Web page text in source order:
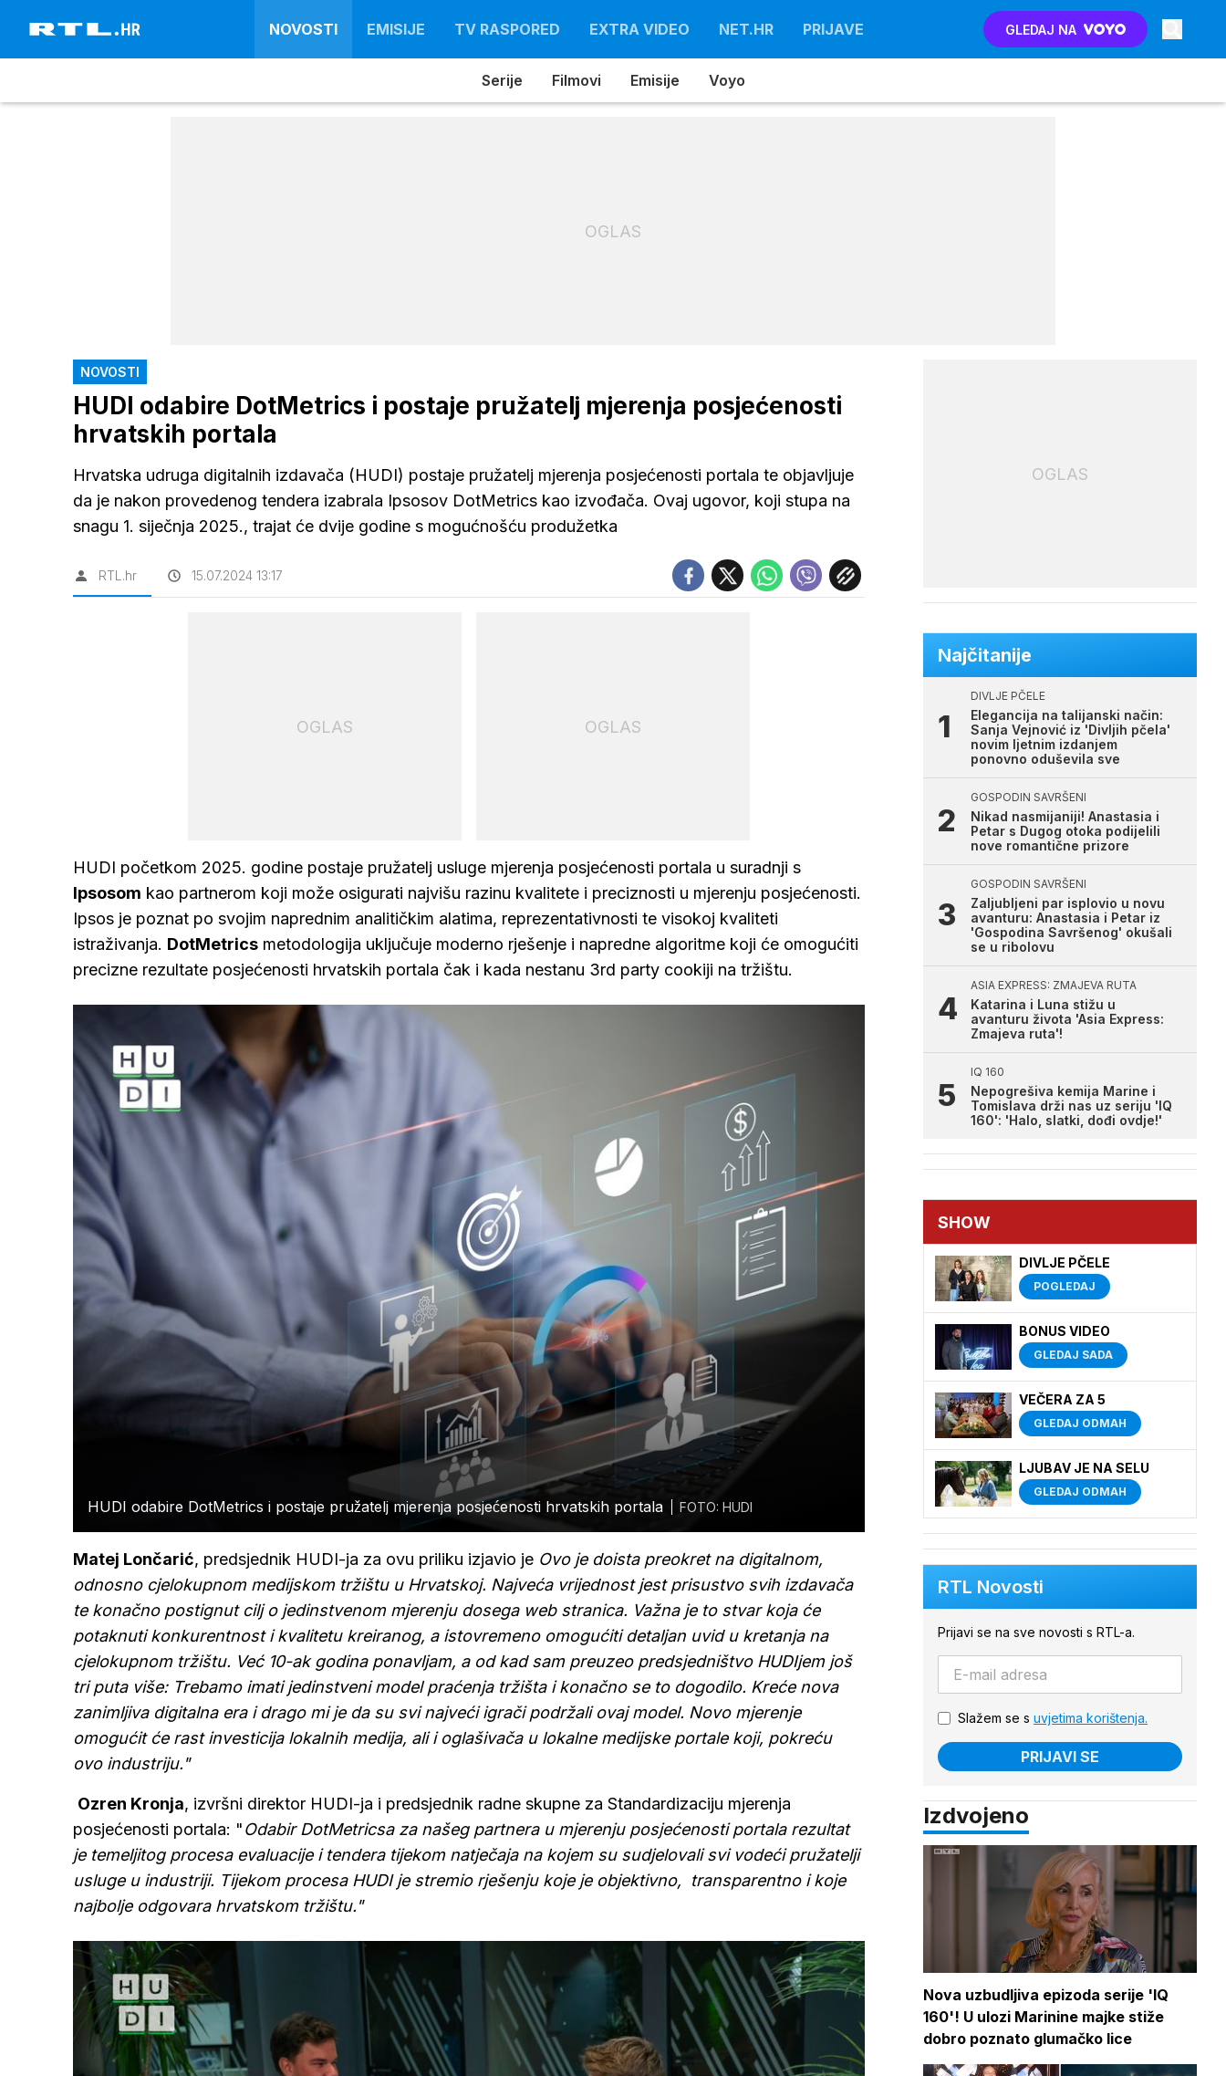
NOVOSTI EMISIJE TV RASPORED EXTRA VIDEO NET.HR PRIJAVE GLEDAJ NA
Serije Filmovi Emisije Voyo
OGLAS
NOVOSTI
HUDI odabire DotMetrics i postaje pružatelj mjerenja posjećenosti
hrvatskih portala
Hrvatska udruga digitalnih izdavača (HUDI) postaje pružatelj mjerenja posjećenosti portala te objavljuje
da je nakon provedenog tendera izabrala Ipsosov DotMetrics kao izvođača. Ovaj ugovor, koji stupa na
snagu 1. siječnja 2025., trajat će dvije godine s mogućnošću produžetka
RTL.hr 15.07.2024 13:17
OGLAS OGLAS
HUDI početkom 2025. godine postaje pružatelj usluge mjerenja posjećenosti portala u suradnji s
Ipsosom kao partnerom koji može osigurati najvišu razinu kvalitete i preciznosti u mjerenju posjećenosti.
Ipsos je poznat po svojim naprednim analitičkim alatima, reprezentativnosti te visokoj kvaliteti
istraživanja. DotMetrics metodologija uključuje moderno rješenje i napredne algoritme koji će omogućiti
precizne rezultate posjećenosti hrvatskih portala čak i kada nestanu 3rd party cookiji na tržištu.
HUDI odabire DotMetrics i postaje pružatelj mjerenja posjećenosti hrvatskih portala FOTO: HUDI
Matej Lončarić, predsjednik HUDI-ja za ovu priliku izjavio je Ovo je doista preokret na digitalnom,
odnosno cjelokupnom medijskom tržištu u Hrvatskoj. Najveća vrijednost jest prisustvo svih izdavača
te konačno postignut cilj o jedinstvenom mjerenju dosega web stranica. Važna je to stvar koja će
potaknuti konkurentnost i kvalitetu kreiranog, a istovremeno omogućiti detaljan uvid u kretanja na
cjelokupnom tržištu. Već 10-ak godina ponavljam, a od kad sam preuzeo predsjedništvo HUDIjem još
tri puta više: Trebamo imati jedinstveni model praćenja tržišta i konačno se to dogodilo. Kreće nova
zanimljiva digitalna era i drago mi je da su svi najveći igrači podržali ovaj model. Novo mjerenje
omogućit će rast investicija lokalnih medija, ali i oglašivača u lokalne medijske portale koji, pokreću
ovo industriju."
Ozren Kronja, izvršni direktor HUDI-ja i predsjednik radne skupne za Standardizaciju mjerenja
posjećenosti portala: "Odabir DotMetricsa za našeg partnera u mjerenju posjećenosti portala rezultat
je temeljitog procesa evaluacije i tendera tijekom natječaja na kojem su sudjelovali svi vodeći pružatelji
usluge u industriji. Tijekom procesa HUDI je stremio rješenju koje je objektivno, transparentno i koje
najbolje odgovara hrvatskom tržištu."
OGLAS
Najčitanije
DIVLJE PČELE
Elegancija na talijanski način:
Sanja Vejnović iz 'Divljih pčela'
novim ljetnim izdanjem
ponovno oduševila sve
GOSPODIN SAVRŠENI
Nikad nasmijaniji! Anastasia i
Petar s Dugog otoka podijelili
nove romantične prizore
GOSPODIN SAVRŠENI
Zaljubljeni par isplovio u novu
avanturu: Anastasia i Petar iz
'Gospodina Savršenog' okušali
se u ribolovu
ASIA EXPRESS: ZMAJEVA RUTA
Katarina i Luna stižu u
avanturu života 'Asia Express:
Zmajeva ruta'!
IQ 160
Nepogrešiva kemija Marine i
Tomislava drži nas uz seriju 'IQ
160': 'Halo, slatki, dođi ovdje!'
SHOW
DIVLJE PČELE
POGLEDAJ
BONUS VIDEO
GLEDAJ SADA
VEČERA ZA 5
GLEDAJ ODMAH
LJUBAV JE NA SELU
GLEDAJ ODMAH
RTL Novosti
Prijavi se na sve novosti s RTL-a.
Slažem se s uvjetima korištenja.
PRIJAVI SE
Izdvojeno
Nova uzbudljiva epizoda serije 'IQ
160'! U ulozi Marinine majke stiže
dobro poznato glumačko lice